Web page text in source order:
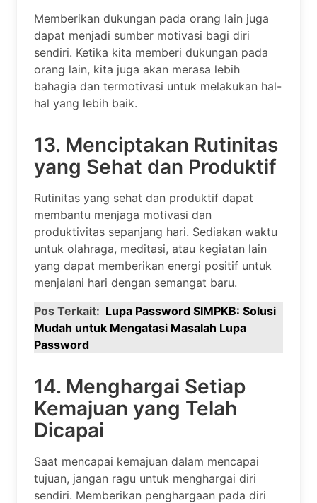
Memberikan dukungan pada orang lain juga
dapat menjadi sumber motivasi bagi diri
sendiri. Ketika kita memberi dukungan pada
orang lain, kita juga akan merasa lebih
bahagia dan termotivasi untuk melakukan hal-
hal yang lebih baik.
13. Menciptakan Rutinitas
yang Sehat dan Produktif
Rutinitas yang sehat dan produktif dapat
membantu menjaga motivasi dan
produktivitas sepanjang hari. Sediakan waktu
untuk olahraga, meditasi, atau kegiatan lain
yang dapat memberikan energi positif untuk
menjalani hari dengan semangat baru.
Pos Terkait: Lupa Password SIMPKB: Solusi
Mudah untuk Mengatasi Masalah Lupa
Password
14. Menghargai Setiap
Kemajuan yang Telah
Dicapai
Saat mencapai kemajuan dalam mencapai
tujuan, jangan ragu untuk menghargai diri
sendiri. Memberikan penghargaan pada diri